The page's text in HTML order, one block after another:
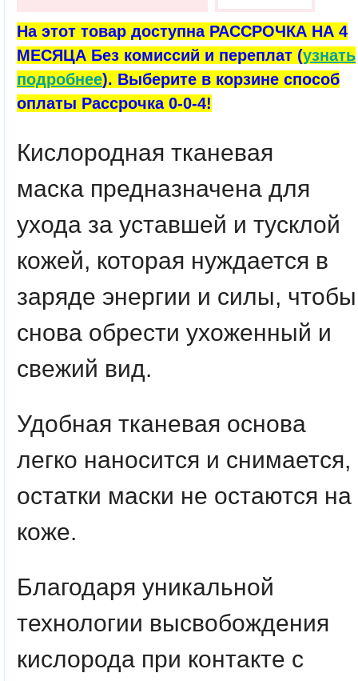
На этот товар доступна РАССРОЧКА НА 4
МЕСЯЦА Без комиссий и переплат (узнать
подробнее). Выберите в корзине способ
оплаты Рассрочка 0-0-4!
Кислородная тканевая
маска предназначена для
ухода за уставшей и тусклой
кожей, которая нуждается в
заряде энергии и силы, чтобы
снова обрести ухоженный и
свежий вид.
Удобная тканевая основа
легко наносится и снимается,
остатки маски не остаются на
коже.
Благодаря уникальной
технологии высвобождения
кислорода при контакте с